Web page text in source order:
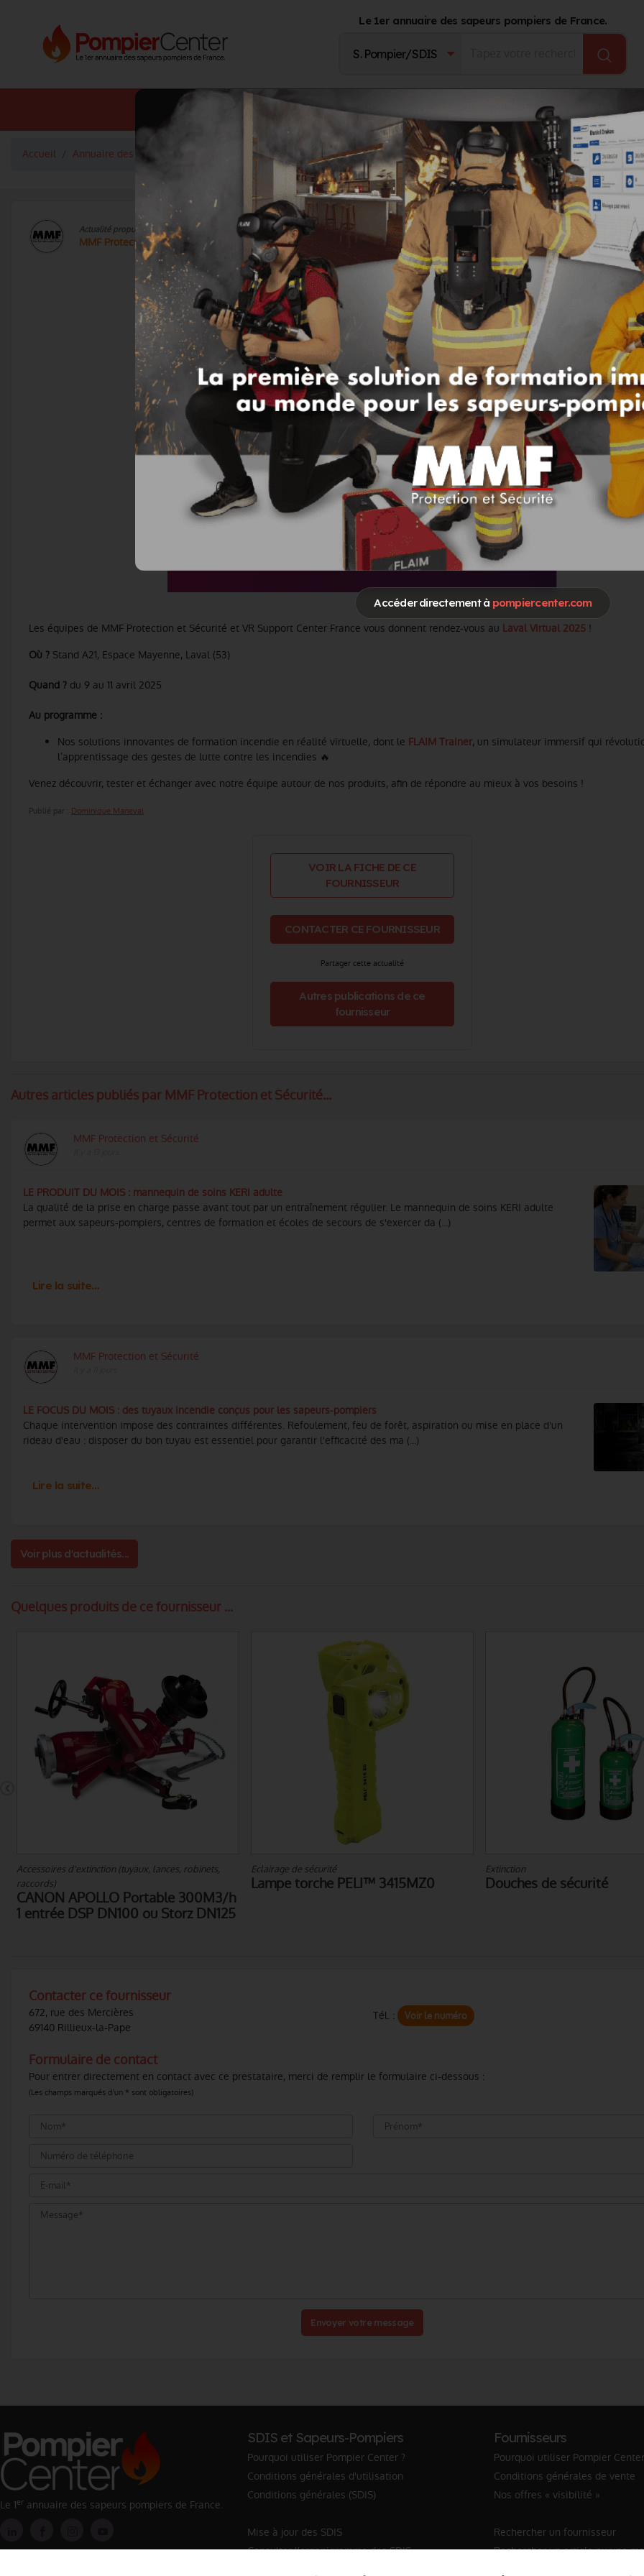
Accéder directement à pompiercenter.com
Le 1er annuaire des sapeurs pompiers de France.
Annuaire SDIS Annuaire Fournisseurs Catalogue Produits Journal
Accueil Annuaire des fournisseurs Eclairage MMF Protection et Sécurité À vos agendas ! Nouvel évènement : LAVAL
Actualité propulsée par
MMF Protection et Sécurité
À vos agendas ! Nouvel évènement : LAVAL VIRTUAL 2025
Les équipes de MMF Protection et Sécurité et VR Support Center France vous donnent rendez-vous au Laval Virtual 2025 !
Où ? Stand A21, Espace Mayenne, Laval (53)
Quand ? du 9 au 11 avril 2025
Au programme :
Nos solutions innovantes de formation incendie en réalité virtuelle, dont le FLAIM Trainer, un simulateur immersif qui
l’apprentissage des gestes de lutte contre les incendies 🔥
Venez découvrir, tester et échanger avec notre équipe autour de nos produits, afin de répondre au mieux à vos besoins !
Publié par : Dominique Maneval
VOIR LA FICHE DE CE
FOURNISSEUR
CONTACTER CE FOURNISSEUR
Partager cette actualité
Autres publications de ce
fournisseur
Autres articles publiés par MMF Protection et Sécurité...
MMF Protection et Sécurité
LE PRODUIT DU MOIS : mannequin de soins KERI adulte
La qualité de la prise en charge passe avant tout par un entraînement régulier. Le mannequin de soins KERI adulte
permet aux sapeurs-pompiers, centres de formation et écoles de secours de s'exercer da (...)
Lire la suite…
MMF Protection et Sécurité
LE FOCUS DU MOIS : des tuyaux incendie conçus pour les sapeurs-pompiers
Chaque intervention impose des contraintes différentes. Refoulement, feu de forêt, aspiration ou mise en place d'un
rideau d'eau : disposer du bon tuyau est essentiel pour garantir l'efficacité des ma (...)
Lire la suite…
Voir plus d'actualités...
Quelques produits de ce fournisseur ...
Accessoires d'extinction (tuyaux, lances, robinets,
raccords)
CANON APOLLO Portable 300M3/h
1 entrée DSP DN100 ou Storz DN125
Eclairage de sécurité
Lampe torche PELI™ 3415MZ0
Extinction
Douches de sécurité
Contacter ce fournisseur
672, rue des Mercières
69140 Rillieux-la-Pape
Tél. : Voir le numéro
Formulaire de contact
Pour entrer directement en contact avec ce prestataire, merci de remplir le formulaire ci-dessous :
(Les champs marqués d'un * sont obligatoires)
Envoyer votre message
Le 1er annuaire des sapeurs pompiers de France.
SDIS et Sapeurs-Pompiers
Pourquoi utiliser Pompier Center ?
Conditions générales d'utilisation
Conditions générales (SDIS)
Mise à jour des SDIS
Consulter l'organigramme des SDIS
Fournisseurs
Pourquoi utiliser Pompier
Conditions générales de vente
Nos offres « visibilité »
Rechercher un fournisseur
Rechercher un article ou une